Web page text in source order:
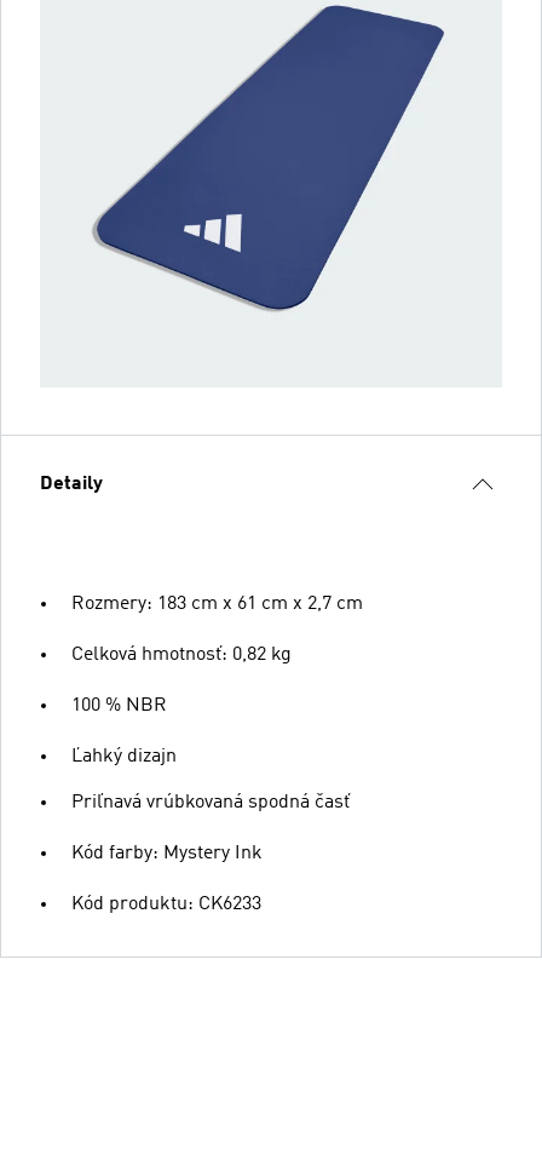
Detaily
Rozmery: 183 cm x 61 cm x 2,7 cm
Celková hmotnosť: 0,82 kg
100 % NBR
Ľahký dizajn
Priľnavá vrúbkovaná spodná časť
Kód farby: Mystery Ink
Kód produktu: CK6233